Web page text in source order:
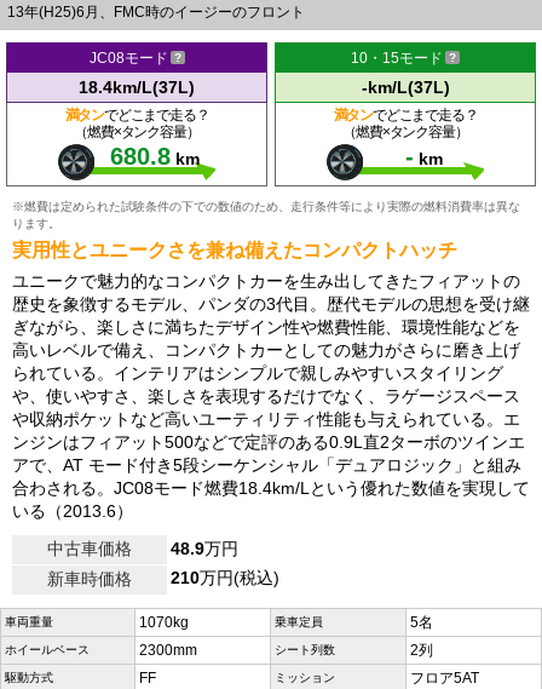
13年(H25)6月、FMC時のイージーのフロント
JC08モード
18.4km/L(37L)
満タンでどこまで走る？
（燃費×タンク容量）
680.8 km
10・15モード
-km/L(37L)
満タンでどこまで走る？
（燃費×タンク容量）
- km
※燃費は定められた試験条件の下での数値のため、走行条件等により実際の燃料消費率は異な
ります。
実用性とユニークさを兼ね備えたコンパクトハッチ
ユニークで魅力的なコンパクトカーを生み出してきたフィアットの
歴史を象徴するモデル、パンダの3代目。歴代モデルの思想を受け継
ぎながら、楽しさに満ちたデザイン性や燃費性能、環境性能などを
高いレベルで備え、コンパクトカーとしての魅力がさらに磨き上げ
られている。インテリアはシンプルで親しみやすいスタイリング
や、使いやすさ、楽しさを表現するだけでなく、ラゲージスペース
や収納ポケットなど高いユーティリティ性能も与えられている。エ
ンジンはフィアット500などで定評のある0.9L直2ターボのツインエ
アで、AT モード付き5段シーケンシャル「デュアロジック」と組み
合わされる。JC08モード燃費18.4km/Lという優れた数値を実現して
いる（2013.6）
中古車価格
48.9万円
新車時価格
210万円(税込)
車両重量 1070kg 乗車定員 5名
ホイールベース 2300mm シート列数 2列
駆動方式 FF ミッション フロア5AT